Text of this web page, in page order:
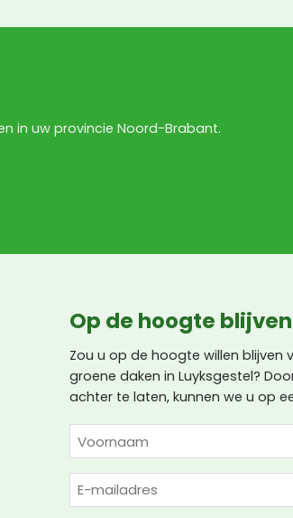
in uw provincie Noord-Brabant.
Op de hoogte blijven
Zou u op de hoogte willen
groene daken in Luyksgestel?
achter te laten, kunnen we u op
NAAM
(VEREIST)
Voornaam
E-
mailadres